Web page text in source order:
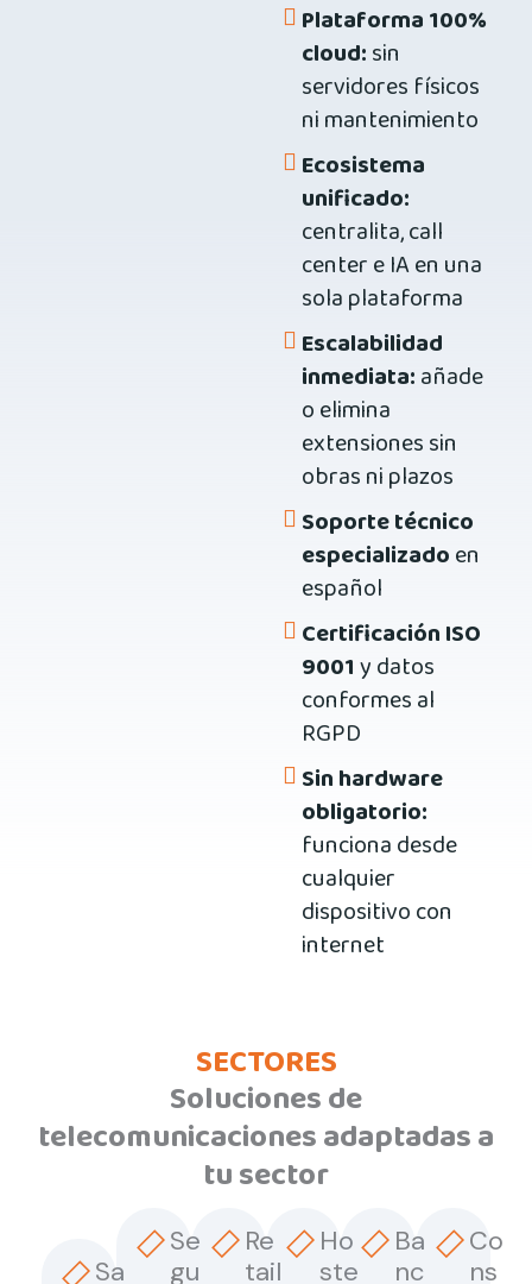
Plataforma 100%
cloud:sin
servidores físicos
ni mantenimiento
Ecosistema
unificado:
centralita, call
center e IA en una
sola plataforma
Escalabilidad
inmediata:añade
o elimina
extensiones sin
obras ni plazos
Soporte técnico
especializadoen
español
Certificación ISO
9001y datos
conformes al
RGPD
Sin hardware
obligatorio:
funciona desde
cualquier
dispositivo con
internet
SECTORES
Soluciones de
telecomunicaciones adaptadas a
tu sector
Sa
Se
gu
Re
tail
Ho
ste
Ba
nc
Co
ns